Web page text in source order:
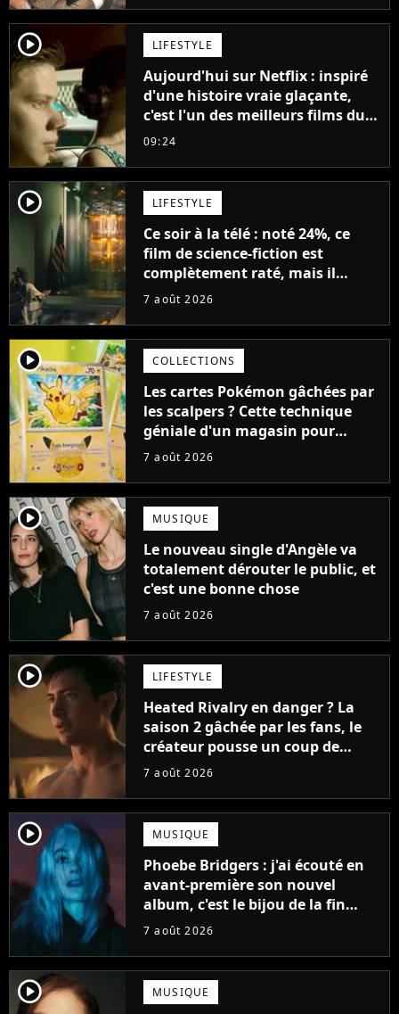
décennies"
player2 LIFESTYLE
Aujourd'hui sur Netflix : inspiré
d'une histoire vraie glaçante,
c'est l'un des meilleurs films du
21ème siècle
09:24
player2 LIFESTYLE
Ce soir à la télé : noté 24%, ce
film de science-fiction est
complètement raté, mais il
aurait pu être encore pire à
7 août 2026
player2 COLLECTIONS
Les cartes Pokémon gâchées par
les scalpers ? Cette technique
géniale d'un magasin pour
ruiner les revendeurs
7 août 2026
player2 MUSIQUE
Le nouveau single d'Angèle va
totalement dérouter le public, et
c'est une bonne chose
7 août 2026
player2 LIFESTYLE
Heated Rivalry en danger ? La
saison 2 gâchée par les fans, le
créateur pousse un coup de
gueule
7 août 2026
player2 MUSIQUE
Phoebe Bridgers : j'ai écouté en
avant-première son nouvel
album, c'est le bijou de la fin
d'été
7 août 2026
player2 MUSIQUE